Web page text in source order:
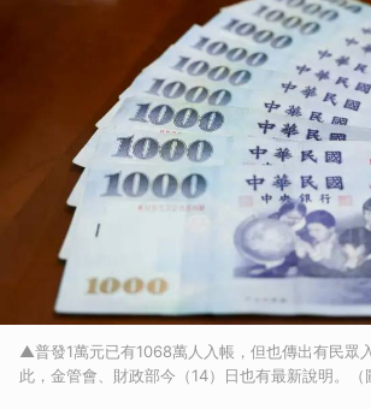
▲普發1萬元已有1068萬人入帳，但也傳出有民眾
此，金管會、財政部今（14）日也有最新說明。（